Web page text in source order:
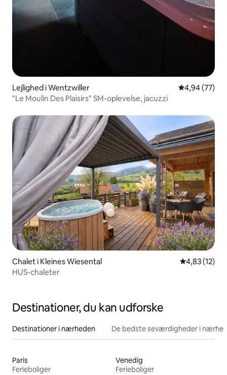
Lejlighed i Wentzwiller 4,94 ud af 5 i
4,94 (77)
"Le Moulin Des Plaisirs" SM-oplevelse, jacuzzi
Chalet i Kleines Wiesental 4,83 ud af 5
4,83 (12)
HUS-chaleter
Destinationer, du kan udforske
Destinationer i nærheden De bedste seværdigheder i
Paris
Ferieboliger
Venedig
Ferieboliger